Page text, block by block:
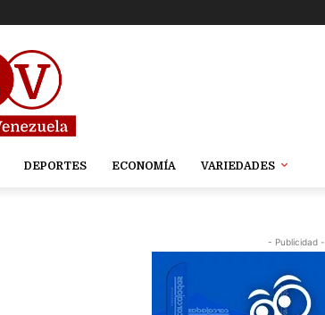
DEPORTES ECONOMÍA VARIEDADES
- Publicidad -